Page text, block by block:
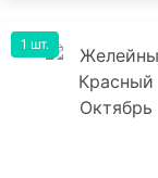
1 шт.